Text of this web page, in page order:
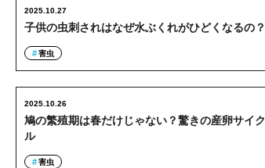
子供の虫刺されはなぜ水ぶくれがひどくなるの？
2025.10.27
害虫
鳩の繁殖期は春だけじゃない？驚きの産卵サイク
ル
2025.10.26
害虫